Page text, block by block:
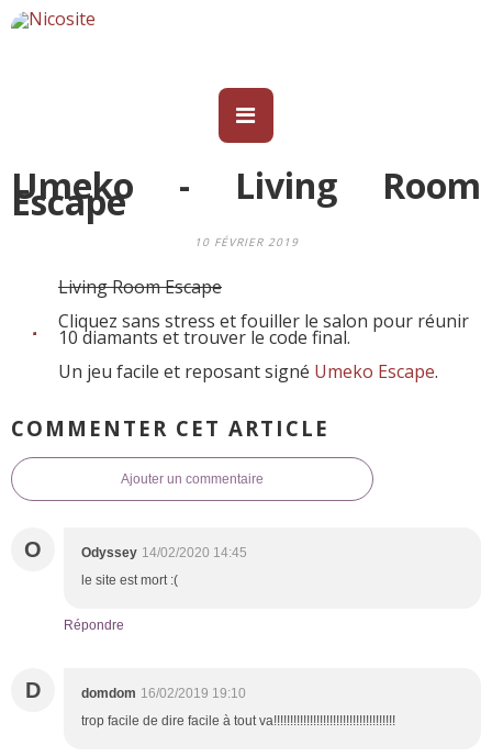
Umeko - Living Room
Escape
10 FÉVRIER 2019
Living Room Escape
Cliquez sans stress et fouiller le salon pour réunir
10 diamants et trouver le code final.
Un jeu facile et reposant signé Umeko Escape.
COMMENTER CET ARTICLE
Ajouter un commentaire
O Odyssey 14/02/2020 14:45
le site est mort :(
Répondre
D domdom 16/02/2019 19:10
trop facile de dire facile à tout va!!!!!!!!!!!!!!!!!!!!!!!!!!!!!!!!!!!!!